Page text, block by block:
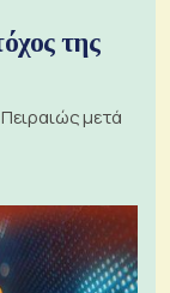
της
μετά